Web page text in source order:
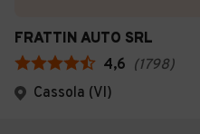
FRATTIN AUTO SRL
4,6 (1798)
Cassola (VI)